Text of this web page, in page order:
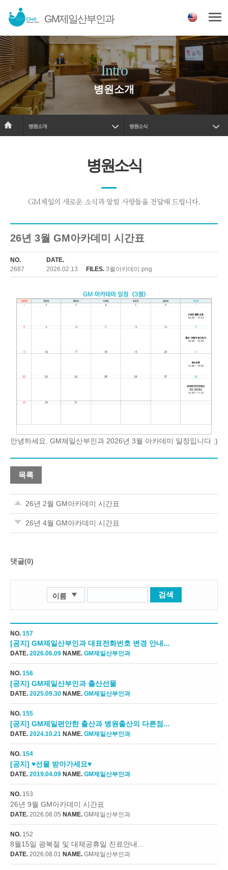
GM제일산부인과
Intro
병원소개
병원소개 병원소식
병원소식
GM제일의 새로운 소식과 알림 사항들을 전달해 드립니다.
26년 3월 GM아카데미 시간표
NO.
2687
DATE.
2026.02.13
FILES. 3월아카데미.png
안녕하세요. GM제일산부인과 2026년 3월 아카데미 일정입니다 :)
목록
26년 2월 GM아카데미 시간표
26년 4월 GM아카데미 시간표
댓글(0)
검색
NO. 157
[공지] GM제일산부인과 대표전화번호 변경 안내...
DATE. 2026.06.09 NAME. GM제일산부인과
NO. 156
[공지] GM제일산부인과 출산선물
DATE. 2025.09.30 NAME. GM제일산부인과
NO. 155
[공지] GM제일편안한 출산과 병원출산의 다른점...
DATE. 2024.10.21 NAME. GM제일산부인과
NO. 154
[공지] ♥선물 받아가세요♥
DATE. 2019.04.09 NAME. GM제일산부인과
NO. 153
26년 9월 GM아카데미 시간표
DATE. 2026.08.05 NAME. GM제일산부인과
NO. 152
8월15일 광복절 및 대체공휴일 진료안내...
DATE. 2026.08.01 NAME. GM제일산부인과